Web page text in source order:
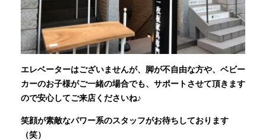
エレベーターはございませんが、脚が不自由な方や、ベビー
カーのお子様がご一緒の場合でも、サポートさせて頂きます
ので安心してご来店くださいね♪
笑顔が素敵なパワー系のスタッフがお待ちしております
（笑）